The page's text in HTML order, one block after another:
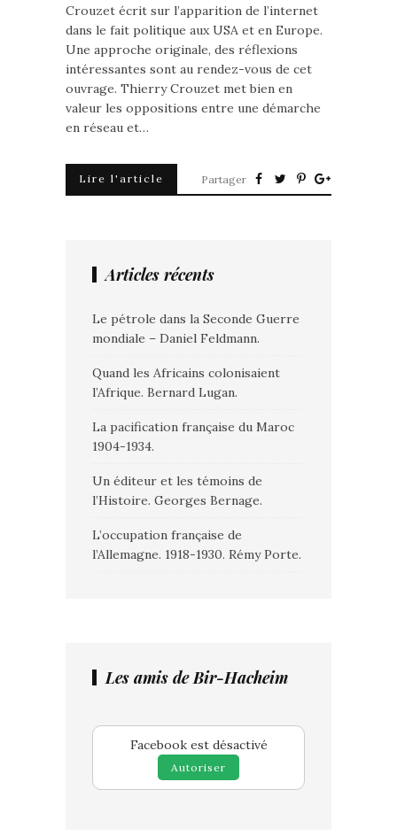
Crouzet écrit sur l’apparition de l’internet
dans le fait politique aux USA et en Europe.
Une approche originale, des réflexions
intéressantes sont au rendez-vous de cet
ouvrage. Thierry Crouzet met bien en
valeur les oppositions entre une démarche
en réseau et…
Lire l'article Partager
Articles récents
Le pétrole dans la Seconde Guerre
mondiale – Daniel Feldmann.
Quand les Africains colonisaient
l’Afrique. Bernard Lugan.
La pacification française du Maroc
1904-1934.
Un éditeur et les témoins de
l’Histoire. Georges Bernage.
L’occupation française de
l’Allemagne. 1918-1930. Rémy Porte.
Les amis de Bir-Hacheim
Facebook est désactivé
Autoriser